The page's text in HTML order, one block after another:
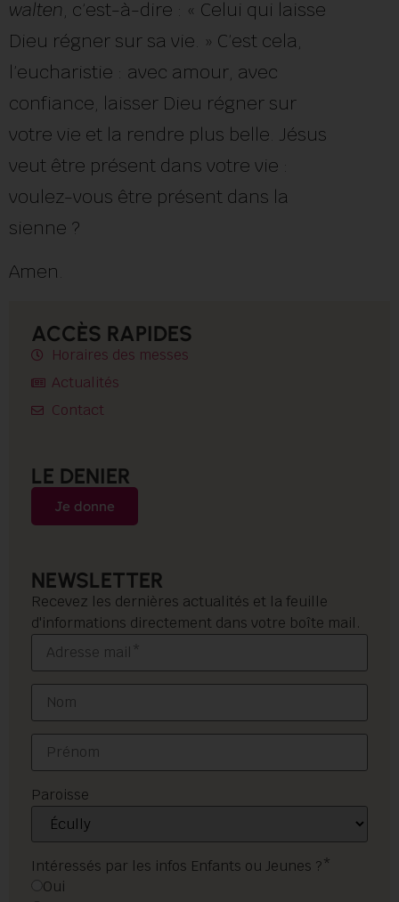
walten, c’est-à-dire : « Celui qui laisse
Dieu régner sur sa vie. » C’est cela,
l’eucharistie : avec amour, avec
confiance, laisser Dieu régner sur
votre vie et la rendre plus belle. Jésus
veut être présent dans votre vie :
voulez-vous être présent dans la
sienne ?
Amen.
ACCÈS RAPIDES
Horaires des messes
Actualités
Contact
LE DENIER
Je donne
NEWSLETTER
Recevez les dernières actualités et la feuille
d'informations directement dans votre boîte mail.
Paroisse
Intéressés par les infos Enfants ou Jeunes ?*
Oui